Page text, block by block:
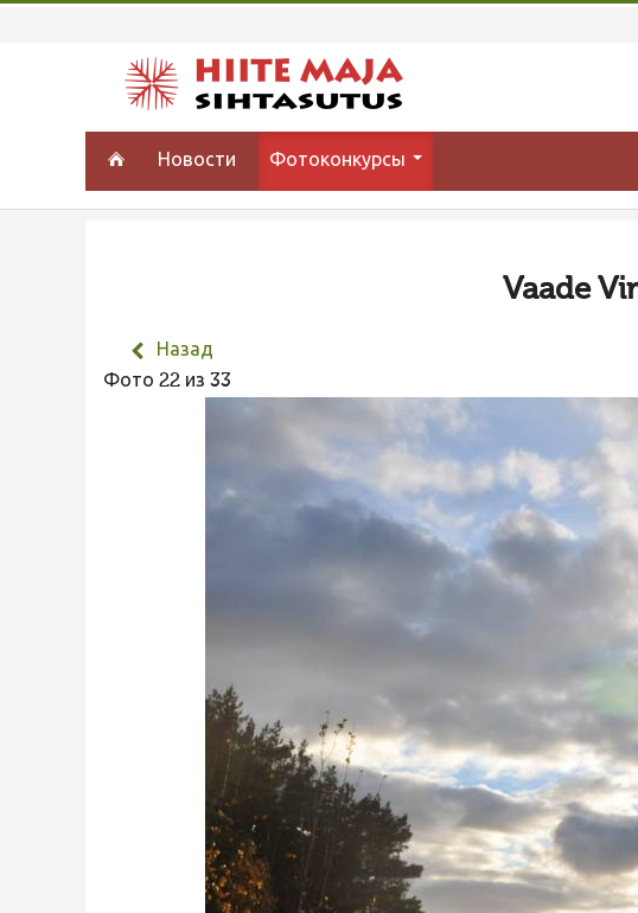
Новости Фотоконкурсы
Vaade
Назад
Фото 22 из 33